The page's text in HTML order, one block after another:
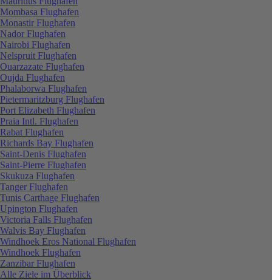
Mombasa Flughafen
Monastir Flughafen
Nador Flughafen
Nairobi Flughafen
Nelspruit Flughafen
Ouarzazate Flughafen
Oujda Flughafen
Phalaborwa Flughafen
Pietermaritzburg Flughafen
Port Elizabeth Flughafen
Praia Intl. Flughafen
Rabat Flughafen
Richards Bay Flughafen
Saint-Denis Flughafen
Saint-Pierre Flughafen
Skukuza Flughafen
Tanger Flughafen
Tunis Carthage Flughafen
Upington Flughafen
Victoria Falls Flughafen
Walvis Bay Flughafen
Windhoek Eros National Flughafen
Windhoek Flughafen
Zanzibar Flughafen
Alle Ziele im Überblick